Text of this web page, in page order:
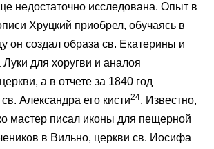
недостаточно исследована. Опыт в
Хруцкий приобрел, обучаясь в
он создал образа св. Екатерины и
Луки для хоругви и аналоя
а в отчете за 1840 год
Александра его кисти24. Известно,
мастер писал иконы для пещерной
в Вильно, церкви св. Иосифа